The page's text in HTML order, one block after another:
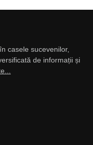
casele sucevenilor,
de informații și